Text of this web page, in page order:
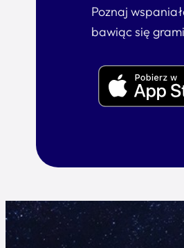
Poznaj
bawiąc się